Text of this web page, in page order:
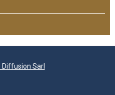
Sarl